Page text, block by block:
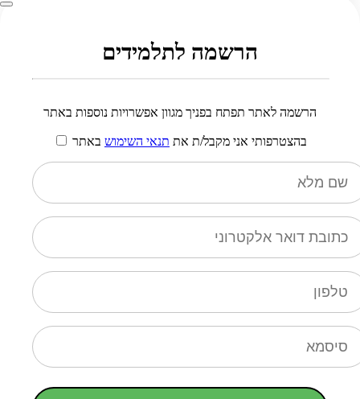
הרשמה לתלמידים
הרשמה לאתר תפתח בפניך מגוון אפשרויות נוספות באתר
בהצטרפותי אני מקבל/ת את תנאי השימוש באתר